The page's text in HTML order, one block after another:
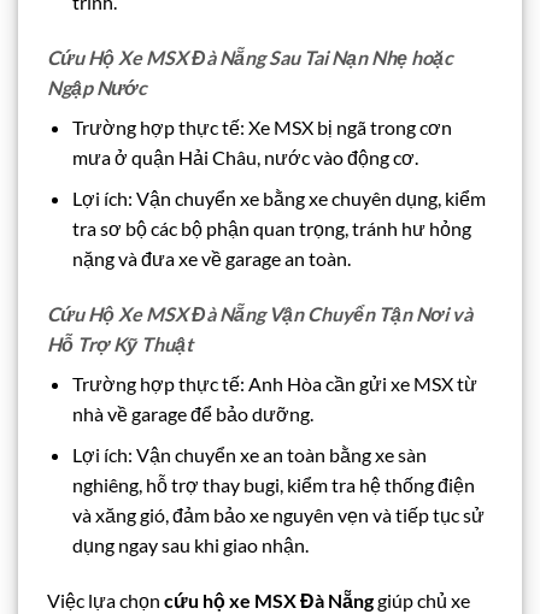
Cứu Hộ Xe MSX Đà Nẵng Sau Tai Nạn Nhẹ hoặc
Ngập Nước
Trường hợp thực tế: Xe MSX bị ngã trong cơn
mưa ở quận Hải Châu, nước vào động cơ.
Lợi ích: Vận chuyển xe bằng xe chuyên dụng, kiểm
tra sơ bộ các bộ phận quan trọng, tránh hư hỏng
nặng và đưa xe về garage an toàn.
Cứu Hộ Xe MSX Đà Nẵng Vận Chuyển Tận Nơi và
Hỗ Trợ Kỹ Thuật
Trường hợp thực tế: Anh Hòa cần gửi xe MSX từ
nhà về garage để bảo dưỡng.
Lợi ích: Vận chuyển xe an toàn bằng xe sàn
nghiêng, hỗ trợ thay bugi, kiểm tra hệ thống điện
và xăng gió, đảm bảo xe nguyên vẹn và tiếp tục sử
dụng ngay sau khi giao nhận.
Việc lựa chọn cứu hộ xe MSX Đà Nẵnggiúp chủ xe